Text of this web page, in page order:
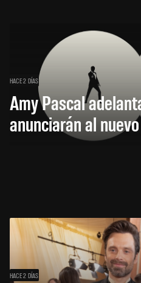
HACE 2 DÍAS
Amy Pascal
anunciarán al
HACE 2 DÍAS